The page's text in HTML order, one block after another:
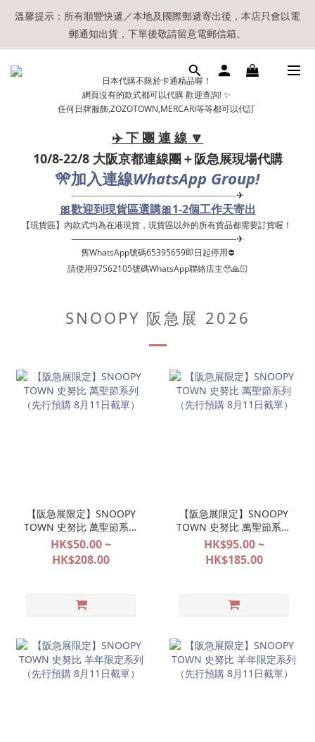
【現貨區】內款式均為在港現貨，現貨區以外的所有貨品都需要訂
貨喔！
溫馨提示：所有順豐快遞／本地及國際郵遞寄出後，本店只會以電
郵通知出貨，下單後敬請留意電郵信箱。
【現貨區】內款式均為在港現貨，現貨區以外的所有貨品都需要訂
貨喔！
日本代購不限於卡通精品喔！
網頁沒有的款式都可以代購 歡迎查詢! ✨
任何日牌服飾,ZOZOTOWN,MERCARI等等都可以代訂
✈️ 下 團 連 線 🔽
10/8-22/8 大阪京都連線團＋阪急展現場代購
🎌加入連線WhatsApp Group!
——————————————————✈
🎀歡迎到現貨區選購🎀1-2個工作天寄出
【現貨區】內款式均為在港現貨，現貨區以外的所有貨品都需要訂貨喔！ ​
——————————————————✈
舊WhatsApp號碼65395659即日起停用⛔️
請使用97562105號碼WhatsApp聯絡店主🥹🙏🏻
SNOOPY 阪急展 2026
【阪急展限定】SNOOPY
TOWN 史努比 萬聖節系列
（先行預購 8月11日截
單）
HK$50.00 ~
HK$208.00
【阪急展限定】SNOOPY
TOWN 史努比 萬聖節系列
（先行預購 8月11日截
單）
HK$95.00 ~
HK$185.00